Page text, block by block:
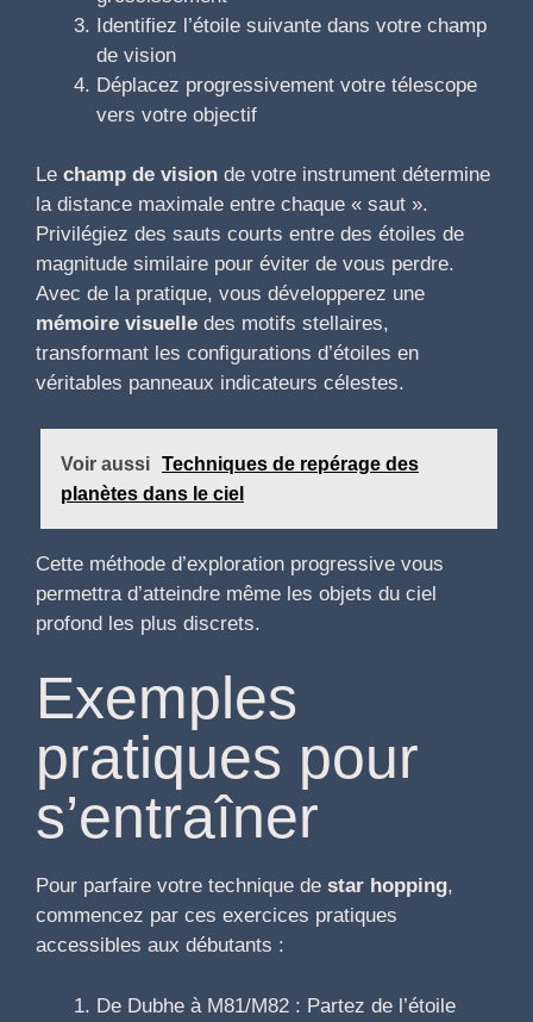
Identifiez l’étoile suivante dans votre champ
de vision
Déplacez progressivement votre télescope
vers votre objectif
Le champ de vision de votre instrument détermine
la distance maximale entre chaque « saut ».
Privilégiez des sauts courts entre des étoiles de
magnitude similaire pour éviter de vous perdre.
Avec de la pratique, vous développerez une
mémoire visuelle des motifs stellaires,
transformant les configurations d’étoiles en
véritables panneaux indicateurs célestes.
Voir aussi Techniques de repérage des
planètes dans le ciel
Cette méthode d’exploration progressive vous
permettra d’atteindre même les objets du ciel
profond les plus discrets.
Exemples
pratiques pour
s’entraîner
Pour parfaire votre technique de star hopping,
commencez par ces exercices pratiques
accessibles aux débutants :
De Dubhe à M81/M82 : Partez de l’étoile